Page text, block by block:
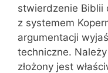
stwierdzenie Biblii
z systemem
argumentacji
techniczne.
złożony jest